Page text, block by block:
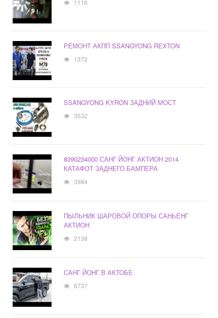
1116
РЕМОНТ АКПП SSANGYONG REXTON
1372
SSANGYONG KYRON ЗАДНИЙ МОСТ
3532
8390234000 САНГ ЙОНГ АКТИОН 2014
КАТАФОТ ЗАДНЕГО БАМПЕРА
3984
ПЫЛЬНИК ШАРОВОЙ ОПОРЫ САНЬЕНГ
АКТИОН
2138
САНГ ЙОНГ В АКТОБЕ
6737